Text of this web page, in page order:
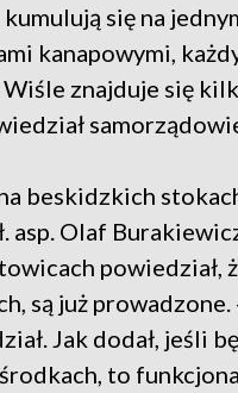
się na
kanapowymi,
znajduje się
beskidzkich
asp. Olaf
powiedział,
są już
Jak dodał, jeśli
to